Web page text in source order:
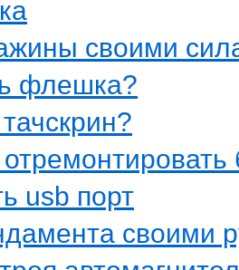
своими
флешка?
usb порт
своими